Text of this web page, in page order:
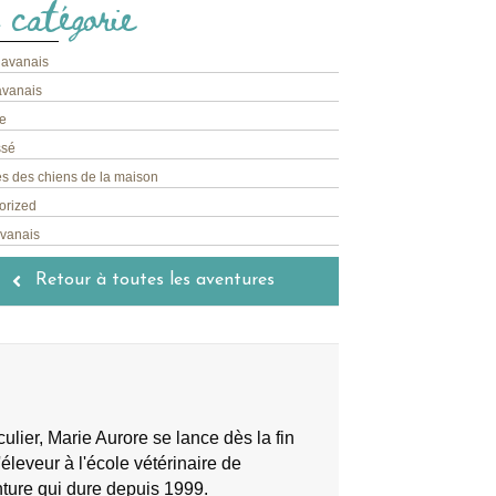
des chiens de la maison
Retour à toutes les aventures
Marie Aurore se lance dès la fin
à l'école vétérinaire de
qui dure depuis 1999.